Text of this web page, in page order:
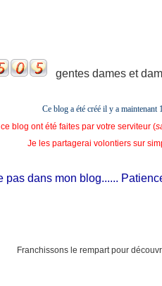
gentes dames et
Ce blog a été créé il y a maintenant
blog ont été faites par votre serviteur (
Je les partagerai volontiers sur
dans mon blog......